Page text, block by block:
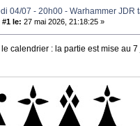
04/07 - 20h00 - Warhammer JDR
le: 27 mai 2026, 21:18:25 »
le calendrier : la partie est mise au